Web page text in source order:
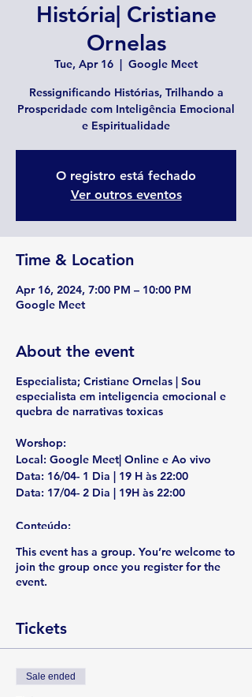
História| Cristiane
Ornelas
Tue, Apr 16
  |
Google Meet
Ressignificando Histórias, Trilhando a
Prosperidade com Inteligência Emocional
e Espiritualidade
O registro está fechado
Ver outros eventos
Time & Location
Apr 16, 2024, 7:00 PM – 10:00 PM
Google Meet
About the event
Especialista; Cristiane Ornelas | Sou
especialista em inteligencia emocional e
quebra de narrativas toxicas
Worshop:
Local: Google Meet| Online e Ao vivo
Data: 16/04- 1 Dia | 19 H às 22:00
Data: 17/04- 2 Dia | 19H às 22:00
Conteúdo:
> Desconstruindo Narrativas Tóxicas e
Fortalecendo a Jornada Emocional
>Desvendando as Narrativas tóxicas
Narrativas Tóxicas
Inteligência Emocional na Transformação
Pessoal>Ressignificando: Ferramentas
Pessoais>Narrativas de Poder e a
Espiritualidade
This event has a group. You’re welcome to
join the group once you register for the
event.
Tickets
Sale ended